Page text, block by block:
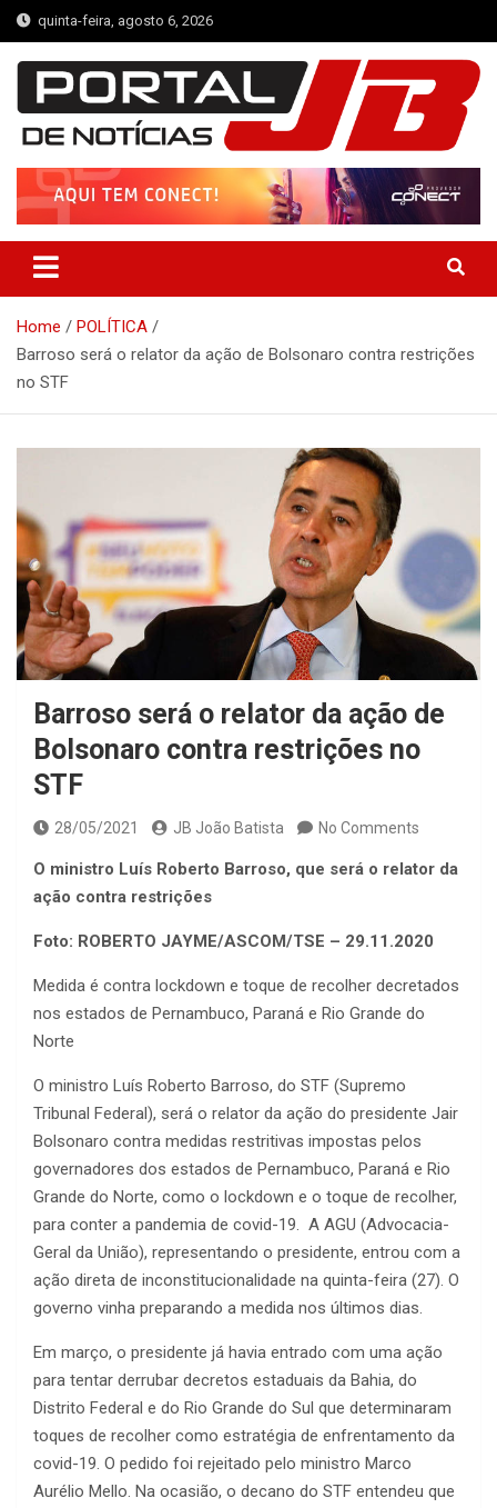
Skip
to
content
quinta-feira, agosto 6, 2026
Portal de Notícias JB
Notícias de Simplício Mendes e Região
Home
POLÍTICA
Barroso será o relator da ação de Bolsonaro contra restrições
no STF
Barroso será o relator da ação de
Bolsonaro contra restrições no
STF
28/05/2021 JB João Batista No Comments
O ministro Luís Roberto Barroso, que será o relator da
ação contra restrições
Foto: ROBERTO JAYME/ASCOM/TSE – 29.11.2020
Medida é contra lockdown e toque de recolher decretados
nos estados de Pernambuco, Paraná e Rio Grande do
Norte
O ministro Luís Roberto Barroso, do STF (Supremo
Tribunal Federal), será o relator da ação do presidente Jair
Bolsonaro contra medidas restritivas impostas pelos
governadores dos estados de Pernambuco, Paraná e Rio
Grande do Norte, como o lockdown e o toque de recolher,
para conter a pandemia de covid-19. A AGU (Advocacia-
Geral da União), representando o presidente, entrou com a
ação direta de inconstitucionalidade na quinta-feira (27). O
governo vinha preparando a medida nos últimos dias.
Em março, o presidente já havia entrado com uma ação
para tentar derrubar decretos estaduais da Bahia, do
Distrito Federal e do Rio Grande do Sul que determinaram
toques de recolher como estratégia de enfrentamento da
covid-19. O pedido foi rejeitado pelo ministro Marco
Aurélio Mello. Na ocasião, o decano do STF entendeu que